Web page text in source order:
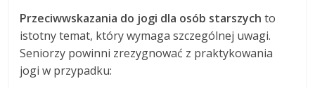
Przeciwwskazania do jogi dla osób starszych to
istotny temat, który wymaga szczególnej uwagi.
Seniorzy powinni zrezygnować z praktykowania
jogi w przypadku: